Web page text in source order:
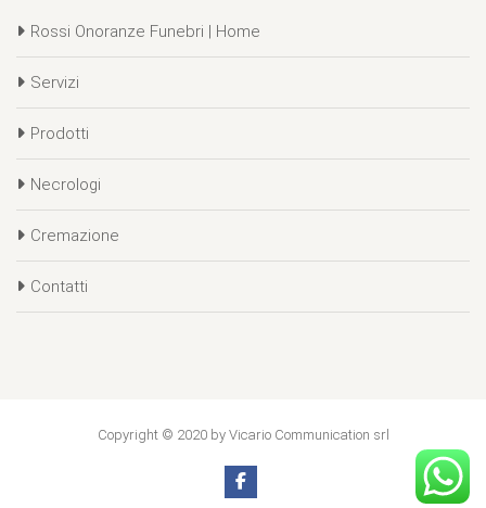
Rossi Onoranze Funebri | Home
Servizi
Prodotti
Necrologi
Cremazione
Contatti
Copyright © 2020 by Vicario Communication srl